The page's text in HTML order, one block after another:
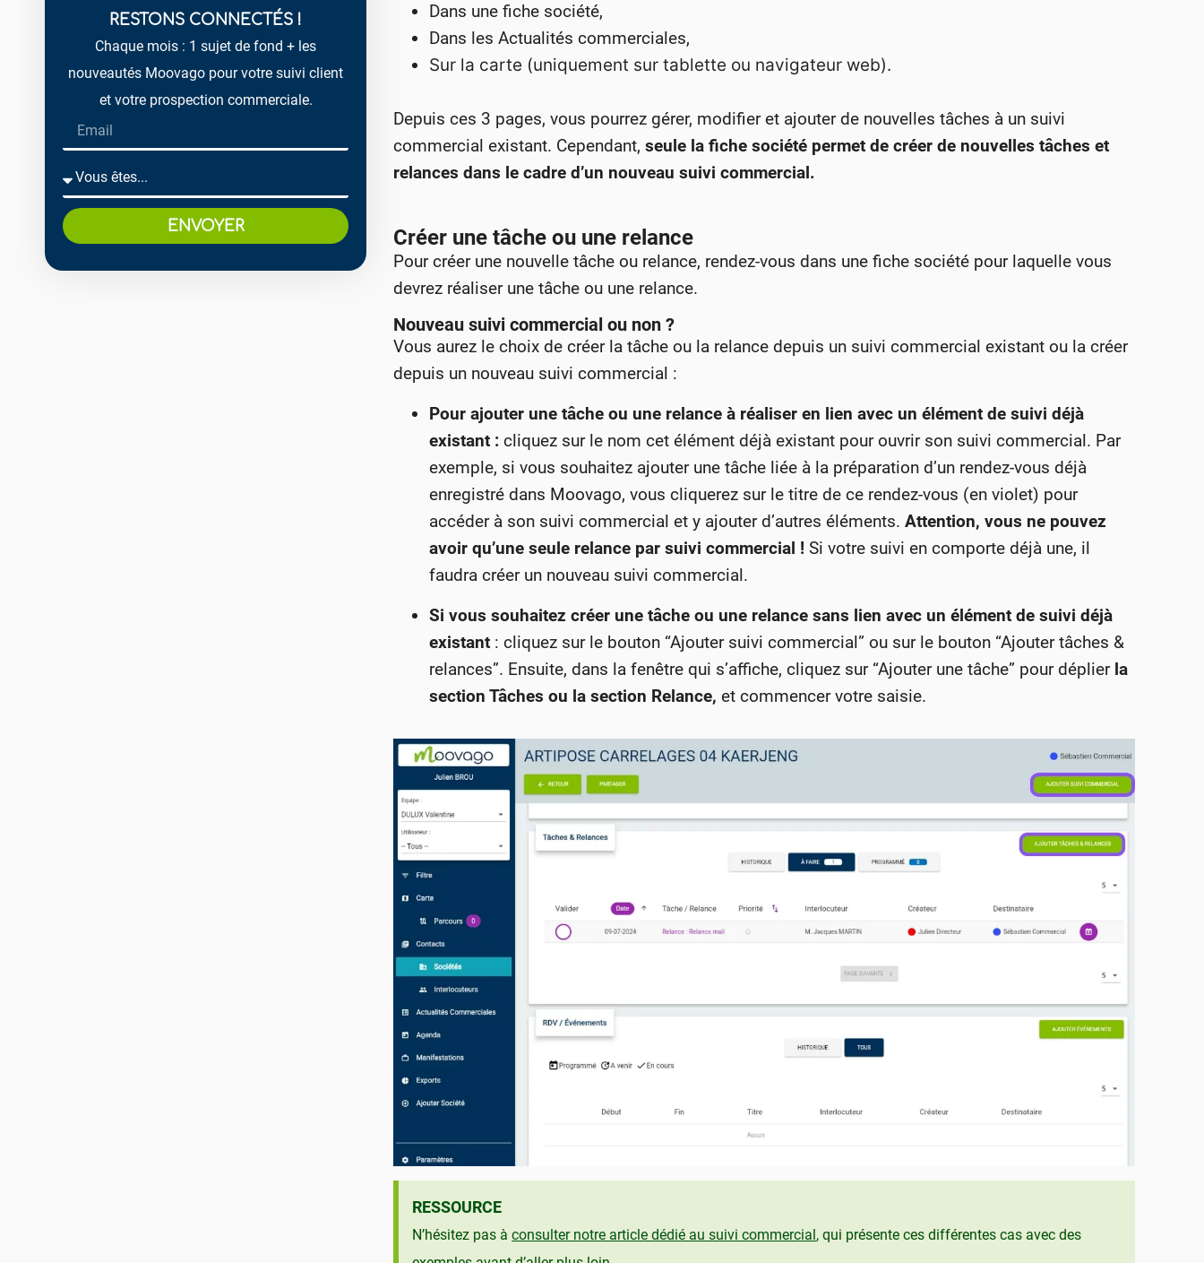
RESTONS CONNECTÉS !
Chaque mois : 1 sujet de fond + les
nouveautés Moovago pour votre suivi client
et votre prospection commerciale.
ENVOYER
Dans une fiche société,
Dans les Actualités commerciales,
Sur la carte (uniquement sur tablette ou navigateur web).
Depuis ces 3 pages, vous pourrez gérer, modifier et ajouter de nouvelles tâches à un suivi
commercial existant. Cependant,seule la fiche société permet de créer de nouvelles tâches et
relances dans le cadre d’un nouveau suivi commercial.
Créer une tâche ou une relance
Pour créer une nouvelle tâche ou relance, rendez-vous dans une fiche société pour laquelle vous
devrez réaliser une tâche ou une relance.
Nouveau suivi commercial ou non ?
Vous aurez le choix de créer la tâche ou la relance depuis un suivi commercial existant ou la créer
depuis un nouveau suivi commercial :
Pour ajouter une tâche ou une relance à réaliser en lien avec un élément de suivi déjà
existant : cliquez sur le nom cet élément déjà existant pour ouvrir son suivi commercial. Par
exemple, si vous souhaitez ajouter une tâche liée à la préparation d’un rendez-vous déjà
enregistré dans Moovago, vous cliquerez sur le titre de ce rendez-vous (en violet) pour
accéder à son suivi commercial et y ajouter d’autres éléments.Attention, vous ne pouvez
avoir qu’une seule relance par suivi commercial ! Si votre suivi en comporte déjà une, il
faudra créer un nouveau suivi commercial.
Si vous souhaitez créer une tâche ou une relance sans lien avec un élément de suivi déjà
existant : cliquez sur le bouton “Ajouter suivi commercial” ou sur le bouton “Ajouter tâches &
relances”. Ensuite, dans la fenêtre qui s’affiche, cliquez sur “Ajouter une tâche” pour déplier la
section Tâches ou la section Relance, et commencer votre saisie.
RESSOURCE
N’hésitez pas àconsulter notre article dédié au suivi commercial , qui présente ces différentes cas avec des